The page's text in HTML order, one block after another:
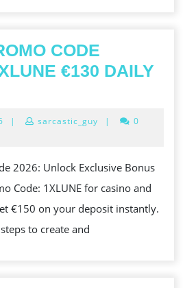
CODE
€130 DAILY
March
| sarcastic_guy |
0
2026: Unlock Exclusive Bonus
Code: 1XLUNE for casino and
€150 on your deposit instantly.
to create and